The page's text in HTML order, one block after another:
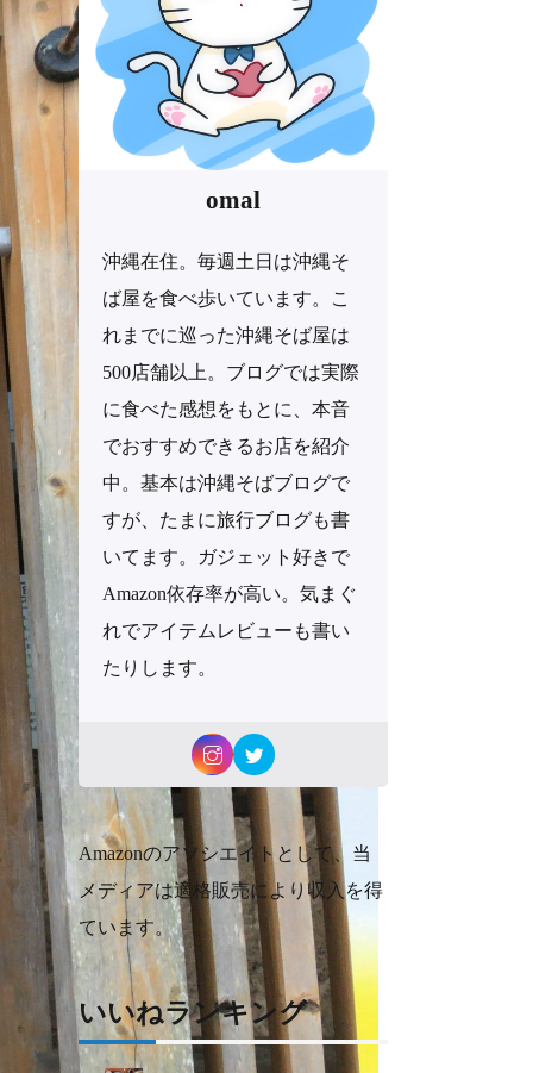
omal
沖縄在住。毎週土日は沖縄そ
ば屋を食べ歩いています。こ
れまでに巡った沖縄そば屋は
500店舗以上。ブログでは実際
に食べた感想をもとに、本音
でおすすめできるお店を紹介
中。基本は沖縄そばブログで
すが、たまに旅行ブログも書
いてます。ガジェット好きで
Amazon依存率が高い。気まぐ
れでアイテムレビューも書い
たりします。
Amazonのアソシエイトとして、当
メディアは適格販売により収入を得
ています。
いいねランキング